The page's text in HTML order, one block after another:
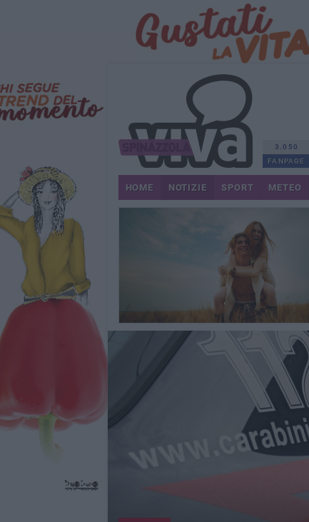
3.050
FANPAGE
HOME NOTIZIE SPORT METEO